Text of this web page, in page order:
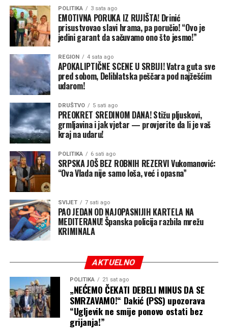
POLITIKA 3 sata ago
EMOTIVNA PORUKA IZ RUJIŠTA! Drinić
prisustvovao slavi hrama, pa poručio! “Ovo je
jedini garant da sačuvamo ono što jesmo!”
REGION 4 sata ago
APOKALIPTIČNE SCENE U SRBIJI! Vatra guta sve
pred sobom, Deliblatska peščara pod najžešćim
udarom!
DRUŠTVO 5 sati ago
PREOKRET SREDINOM DANA! Stižu pljuskovi,
grmljavina i jak vjetar — provjerite da li je vaš
kraj na udaru!
POLITIKA 6 sati ago
SRPSKA JOŠ BEZ ROBNIH REZERVI Vukomanović:
“Ova Vlada nije samo loša, već i opasna”
SVIJET 7 sati ago
PAO JEDAN OD NAJOPASNIJIH KARTELA NA
MEDITERANU! Španska policija razbila mrežu
KRIMINALA
AKTUELNO
POLITIKA 21 sat ago
„NEĆEMO ČEKATI DEBELI MINUS DA SE
SMRZAVAMO!“ Dakić (PSS) upozorava
“Ugljevik ne smije ponovo ostati bez
grijanja!”